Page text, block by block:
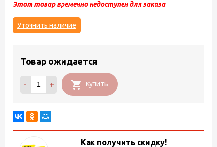
Этот товар временно недоступен для заказа
Уточнить наличие
Товар ожидается
- + Купить
Как получить скидку!